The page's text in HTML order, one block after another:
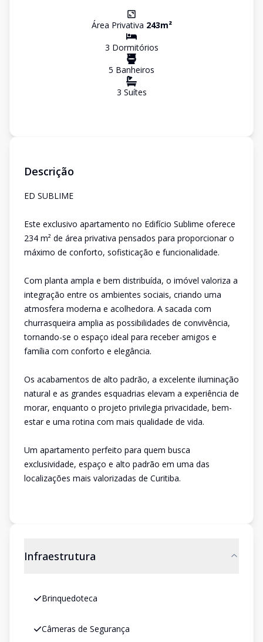
Área Privativa 243m²
3 Dormitórios
5 Banheiros
3 Suítes
Descrição
ED SUBLIME
Este exclusivo apartamento no Edifício Sublime oferece
234 m² de área privativa pensados para proporcionar o
máximo de conforto, sofisticação e funcionalidade.
Com planta ampla e bem distribuída, o imóvel valoriza a
integração entre os ambientes sociais, criando uma
atmosfera moderna e acolhedora. A sacada com
churrasqueira amplia as possibilidades de convivência,
tornando-se o espaço ideal para receber amigos e
família com conforto e elegância.
Os acabamentos de alto padrão, a excelente iluminação
natural e as grandes esquadrias elevam a experiência de
morar, enquanto o projeto privilegia privacidade, bem-
estar e uma rotina com mais qualidade de vida.
Um apartamento perfeito para quem busca
exclusividade, espaço e alto padrão em uma das
localizações mais valorizadas de Curitiba.
Infraestrutura
Brinquedoteca
Câmeras de Segurança